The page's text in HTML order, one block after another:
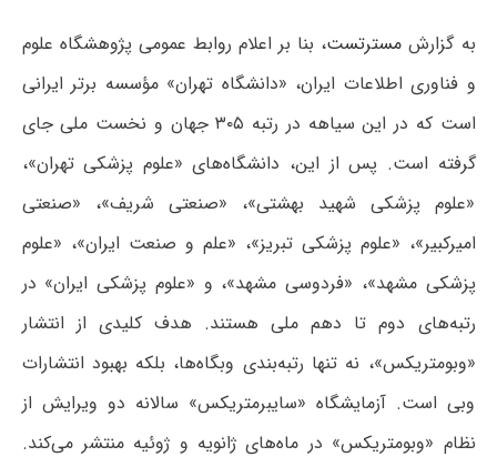
به گزارش مسترتست، بنا بر اعلام روابط عمومی پژوهشگاه علوم
و فناوری اطلاعات ایران، «دانشگاه تهران» مؤسسه برتر ایرانی
است که در این سیاهه در رتبه ۳۰۵ جهان و نخست ملی جای
گرفته است. پس از این، دانشگاه‌های «علوم پزشکی تهران»،
«علوم پزشکی شهید بهشتی»، «صنعتی شریف»، «صنعتی
امیرکبیر»، «علوم پزشکی تبریز»، «علم و صنعت ایران»، «علوم
پزشکی مشهد»، «فردوسی مشهد»، و «علوم پزشکی ایران» در
رتبه‌های دوم تا دهم ملی هستند. هدف کلیدی از انتشار
«وبومتریکس»، نه تنها رتبه‌بندی وبگاه‌ها، بلکه بهبود انتشارات
وبی است. آزمایشگاه «سایبرمتریکس» سالانه دو ویرایش از
نظام «وبومتریکس» در ماه‌های ژانویه و ژوئیه منتشر می‌کند.